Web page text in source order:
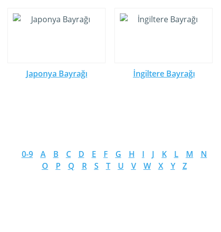
Japonya Bayrağı İngiltere Bayrağı
0-9 A B C D E F G H I J K L M
N
O
P Q R S T U V W X Y Z